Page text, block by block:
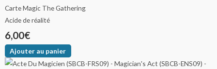
Acide de réalité
6,00€
Ajouter au panier